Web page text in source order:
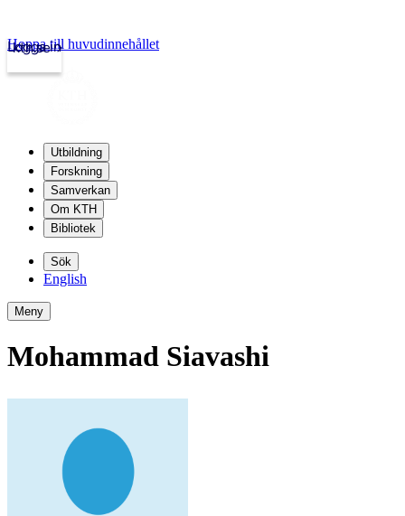
kth.se
Logga in
Hoppa till huvudinnehållet
Utbildning
Forskning
Samverkan
Om KTH
Bibliotek
Sök
English
Meny
Mohammad Siavashi